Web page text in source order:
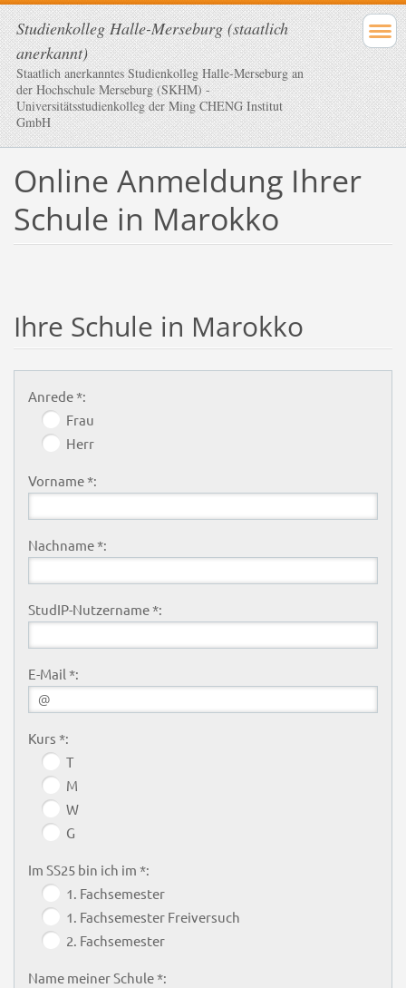
Studienkolleg Halle-Merseburg (staatlich
anerkannt)
Staatlich anerkanntes Studienkolleg Halle-Merseburg an
der Hochschule Merseburg (SKHM) -
Universitätsstudienkolleg der Ming CHENG Institut
GmbH
Online Anmeldung Ihrer
Schule in Marokko
Ihre Schule in Marokko
Anrede *:
Frau
Herr
Vorname *:
Nachname *:
StudIP-Nutzername *:
E-Mail *:
Kurs *:
T
M
W
G
Im SS25 bin ich im *:
1. Fachsemester
1. Fachsemester Freiversuch
2. Fachsemester
Name meiner Schule *: